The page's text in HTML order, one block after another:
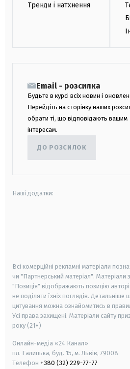
Тренди і натхнення
Email - розсилка
Будьте в курсі всіх новин і
Перейдіть на сторінку наших
обрати ті, що відповідають вашим
інтересам.
ДО РОЗСИЛОК
Наші додатки:
Всі комерційні рекламні матеріали
чи "Партнерський матеріал". Матеріали
"Позиція" відображають позицію
не поділяти їхніх поглядів.
цитування можна ознайомитись в
Усі права захищені. Матеріали сайту
року (21+)
Онлайн-медіа «24 Канал»
пл. Галицька, буд. 15, м. Львів, 79008
Телефон +380 (32) 229-77-77